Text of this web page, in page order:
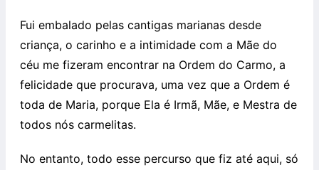
Fui embalado pelas cantigas marianas desde
criança, o carinho e a intimidade com a Mãe do
céu me fizeram encontrar na Ordem do Carmo, a
felicidade que procurava, uma vez que a Ordem é
toda de Maria, porque Ela é Irmã, Mãe, e Mestra de
todos nós carmelitas.
No entanto, todo esse percurso que fiz até aqui, só